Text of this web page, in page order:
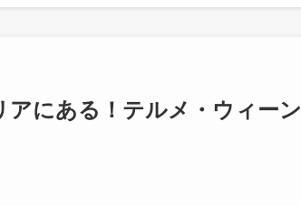
アにある！テルメ・ウィーン